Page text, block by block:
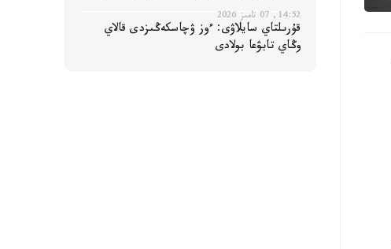
14:52, 07 تامىز 2026
قۇرىلتاي سايلاۋى: ءوز ۋچاسكەڭىزدى قالاي
وڭاي تابۋعا بولادى